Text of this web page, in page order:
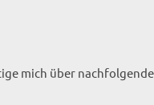
mich über